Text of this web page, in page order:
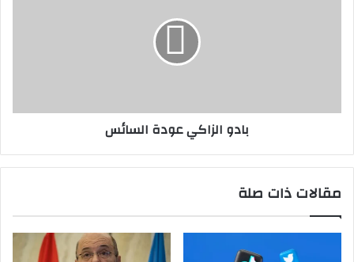
بادو الزاكي عودة السائس
مقالات ذات صلة